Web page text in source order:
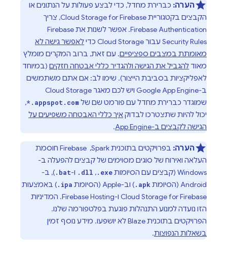
הערה: כברירת מחדל, כדי לבצע פעולות על הנתונים או
הקבצים בקטגורייתCloud Storage for Firebase, צריך
Firebase Authentication. אפשר לשנות אתFirebase
Security Rules עבורCloud Storage כדילאפשר גישה לא
מאומתת במצבים ספציפיים. עם זאת, ברוב המקרים מומלץ
מאוד להגביל את הגישה ולהגדיר כללי אבטחה חזקים (במיוחד
לאפליקציות בסביבת הייצור). שימו לב: אם אתם משתמשים
ב-
GoogleApp Engine ויש לכם מאגרCloud Storage
שמוגדר כברירת מחדל עם פורמט שם של*.appspot.com
,
יכול להיות שתצטרכו לבדוקאיך כללי האבטחה משפיעים על
הגישה לקבצים ב-App Engine
.
הערה:
בפרויקטים בתוכנית Spark, ‏ Firebase חוסמת
העלאה ואירוח של סוגים מסוימים של קבצים להפעלה ב-
Windows (קבצים עם הסיומות
.exe
,‏
.dll ו-.bat), ב-
Android (הסיומת
.apk) וב-Apple (הסיומת .ipa) באמצעות
Cloud Storage for Firebase ו-Firebase Hosting. המדיניות
הזו נועדה למנוע התנהלות פוגעת בפלטפורמה שלנו.
הפרויקטים בתוכנית Blaze לא יושפעו. מידע נוסף זמין
בשאלות הנפוצות.